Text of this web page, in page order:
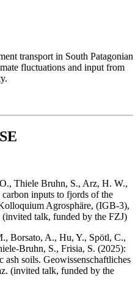
transport in South Patagonian
fluctuations and input from
Thiele Bruhn, S., Arz, H. W.,
inputs to fjords of the
Agrosphäre, (IGB-3),
talk, funded by the FZJ)
Borsato, A., Hu, Y., Spötl, C.,
Bruhn, S., Frisia, S. (2025):
ash soils. Geowissenschaftliches
(invited talk, funded by the